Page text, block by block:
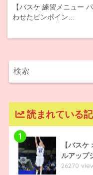
【バスケ 練習メニュー
わせたピンポイン…
読まれている
1
【バス
ルアップ
26270